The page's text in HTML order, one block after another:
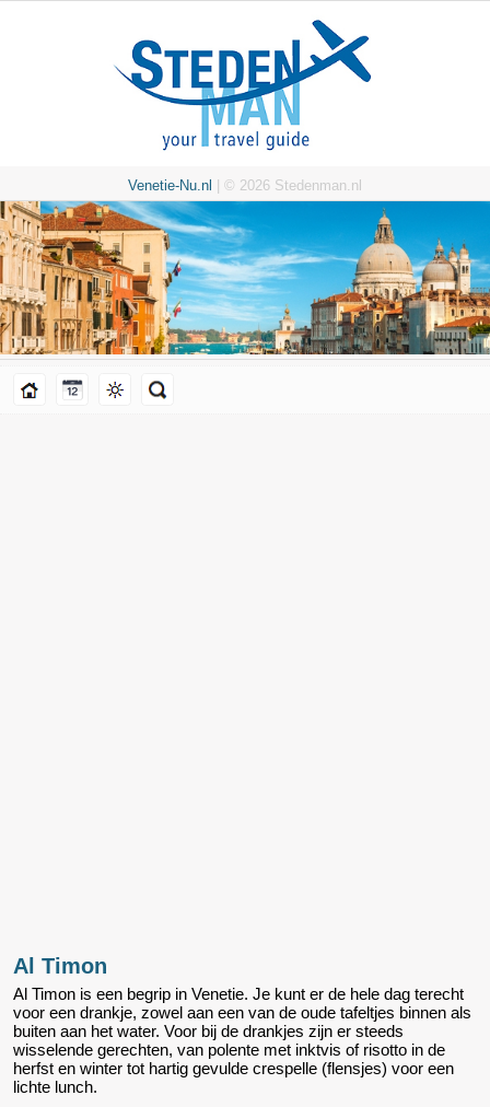
Venetie-Nu.nl | © 2026 Stedenman.nl
Al Timon
Al Timon is een begrip in Venetie. Je kunt er de hele dag terecht
voor een drankje, zowel aan een van de oude tafeltjes binnen als
buiten aan het water. Voor bij de drankjes zijn er steeds
wisselende gerechten, van polente met inktvis of risotto in de
herfst en winter tot hartig gevulde crespelle (flensjes) voor een
lichte lunch.